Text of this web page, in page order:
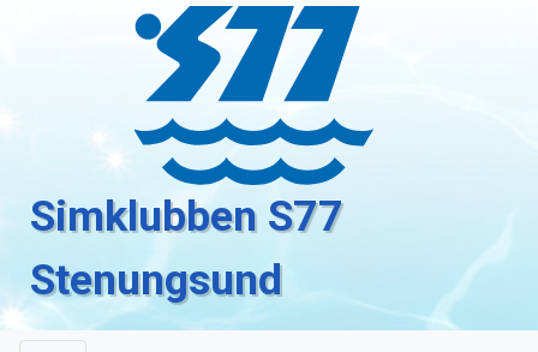
Simklubben S77
Stenungsund